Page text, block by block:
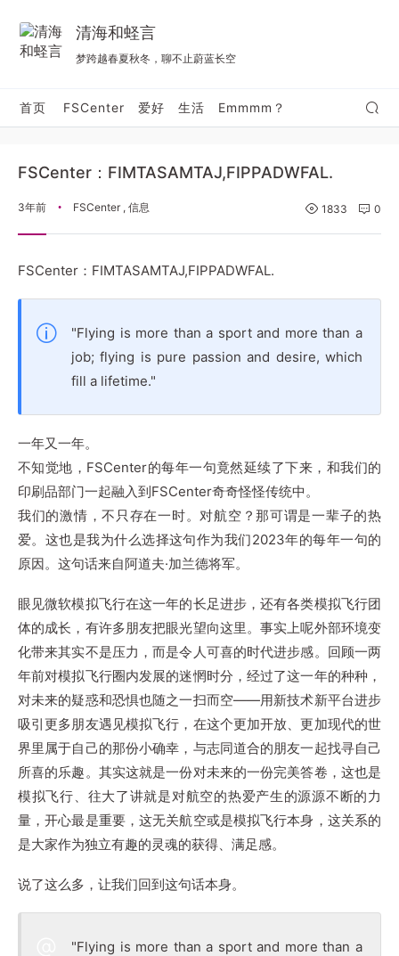
清海和蛏言
梦跨越春夏秋冬，聊不止蔚蓝长空
首页 FSCenter 爱好 生活 Emmmm？
FSCenter：FIMTASAMTAJ,FIPPADWFAL.
3年前 • FSCenter, 信息 1833 0
FSCenter：FIMTASAMTAJ,FIPPADWFAL.
"Flying is more than a sport and more than a
job; flying is pure passion and desire, which
fill a lifetime."
一年又一年。
不知觉地，FSCenter的每年一句竟然延续了下来，和我们的
印刷品部门一起融入到FSCenter奇奇怪怪传统中。
我们的激情，不只存在一时。对航空？那可谓是一辈子的热
爱。这也是我为什么选择这句作为我们2023年的每年一句的
原因。这句话来自阿道夫·加兰德将军。
眼见微软模拟飞行在这一年的长足进步，还有各类模拟飞行团
体的成长，有许多朋友把眼光望向这里。事实上呢外部环境变
化带来其实不是压力，而是令人可喜的时代进步感。回顾一两
年前对模拟飞行圈内发展的迷惘时分，经过了这一年的种种，
对未来的疑惑和恐惧也随之一扫而空——用新技术新平台进步
吸引更多朋友遇见模拟飞行，在这个更加开放、更加现代的世
界里属于自己的那份小确幸，与志同道合的朋友一起找寻自己
所喜的乐趣。其实这就是一份对未来的一份完美答卷，这也是
模拟飞行、往大了讲就是对航空的热爱产生的源源不断的力
量，开心最是重要，这无关航空或是模拟飞行本身，这关系的
是大家作为独立有趣的灵魂的获得、满足感。
说了这么多，让我们回到这句话本身。
"Flying is more than a sport and more than a